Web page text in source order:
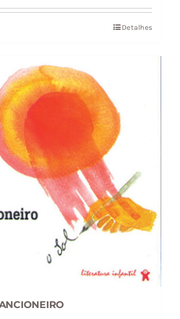
Detalhes